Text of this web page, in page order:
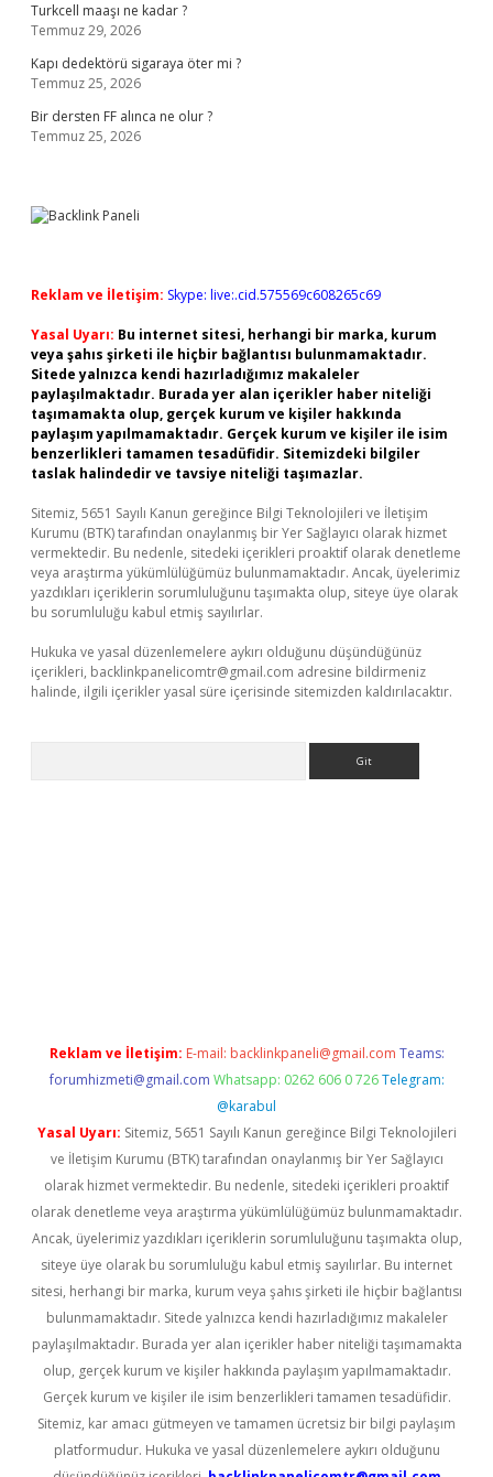
Turkcell maaşı ne kadar ?
Temmuz 29, 2026
Kapı dedektörü sigaraya öter mi ?
Temmuz 25, 2026
Bir dersten FF alınca ne olur ?
Temmuz 25, 2026
Reklam ve İletişim: Skype: live:.cid.575569c608265c69
Yasal Uyarı: Bu internet sitesi, herhangi bir marka, kurum
veya şahıs şirketi ile hiçbir bağlantısı bulunmamaktadır.
Sitede yalnızca kendi hazırladığımız makaleler
paylaşılmaktadır. Burada yer alan içerikler haber niteliği
taşımamakta olup, gerçek kurum ve kişiler hakkında
paylaşım yapılmamaktadır. Gerçek kurum ve kişiler ile isim
benzerlikleri tamamen tesadüfidir. Sitemizdeki bilgiler
taslak halindedir ve tavsiye niteliği taşımazlar.
Sitemiz, 5651 Sayılı Kanun gereğince Bilgi Teknolojileri ve İletişim
Kurumu (BTK) tarafından onaylanmış bir Yer Sağlayıcı olarak hizmet
vermektedir. Bu nedenle, sitedeki içerikleri proaktif olarak denetleme
veya araştırma yükümlülüğümüz bulunmamaktadır. Ancak, üyelerimiz
yazdıkları içeriklerin sorumluluğunu taşımakta olup, siteye üye olarak
bu sorumluluğu kabul etmiş sayılırlar.
Hukuka ve yasal düzenlemelere aykırı olduğunu düşündüğünüz
içerikleri, backlinkpanelicomtr@gmail.com adresine bildirmeniz
halinde, ilgili içerikler yasal süre içerisinde sitemizden kaldırılacaktır.
Reklam ve İletişim: E-mail: backlinkpaneli@gmail.com Teams:
forumhizmeti@gmail.com Whatsapp: 0262 606 0 726 Telegram:
@karabul
Yasal Uyarı: Sitemiz, 5651 Sayılı Kanun gereğince Bilgi Teknolojileri
ve İletişim Kurumu (BTK) tarafından onaylanmış bir Yer Sağlayıcı
olarak hizmet vermektedir. Bu nedenle, sitedeki içerikleri proaktif
olarak denetleme veya araştırma yükümlülüğümüz bulunmamaktadır.
Ancak, üyelerimiz yazdıkları içeriklerin sorumluluğunu taşımakta olup,
siteye üye olarak bu sorumluluğu kabul etmiş sayılırlar. Bu internet
sitesi, herhangi bir marka, kurum veya şahıs şirketi ile hiçbir bağlantısı
bulunmamaktadır. Sitede yalnızca kendi hazırladığımız makaleler
paylaşılmaktadır. Burada yer alan içerikler haber niteliği taşımamakta
olup, gerçek kurum ve kişiler hakkında paylaşım yapılmamaktadır.
Gerçek kurum ve kişiler ile isim benzerlikleri tamamen tesadüfidir.
Sitemiz, kar amacı gütmeyen ve tamamen ücretsiz bir bilgi paylaşım
platformudur. Hukuka ve yasal düzenlemelere aykırı olduğunu